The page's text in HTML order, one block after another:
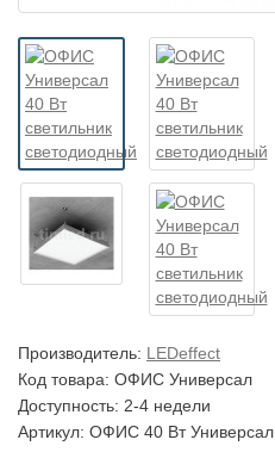
Производитель: LEDeffect
Код товара: ОФИС Универсал
Доступность: 2-4 недели
Артикул: ОФИС 40 Вт Универсал